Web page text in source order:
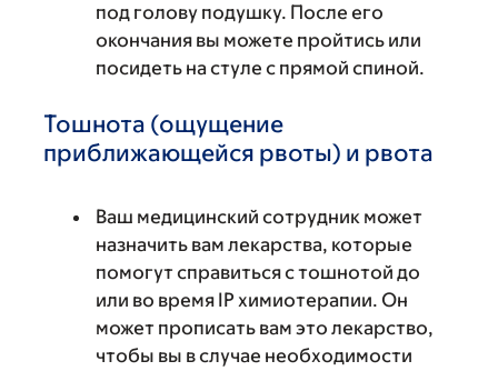
под голову подушку. После его
окончания вы можете пройтись или
посидеть на стуле с прямой спиной.
Тошнота (ощущение
приближающейся рвоты) и рвота
Ваш медицинский сотрудник может
назначить вам лекарства, которые
помогут справиться с тошнотой до
или во время IP химиотерапии. Он
может прописать вам это лекарство,
чтобы вы в случае необходимости